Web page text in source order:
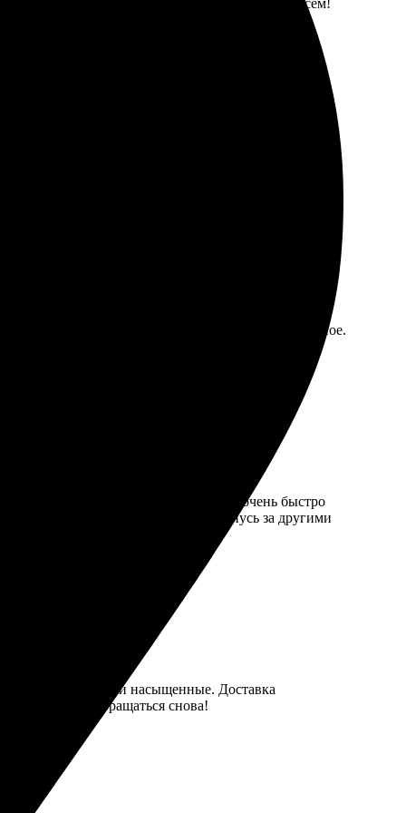
оказался достаточным, а автоматическая
яркими изображениями, качество печати отличное.
фото и оформила заказ. Ребята очень быстро
доставка. Определенно вернусь за другими
цвета яркие и насыщенные. Доставка
буду обращаться снова!